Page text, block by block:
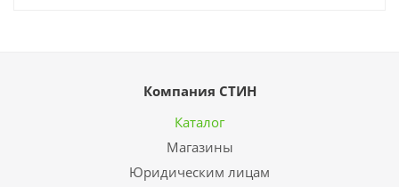
Компания СТИН
Каталог
Магазины
Юридическим лицам